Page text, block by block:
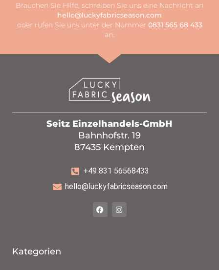
Brauchen Sie Hilfe, schreiben Sie uns eine Nachricht an
hello@luckyfabricseason.com
oder rufen Sie uns unter der Nummer 0831 565 68 433
an.
Seitz Einzelhandels-GmbH
Bahnhofstr. 19
87435 Kempten
+49 831 56568433
hello@luckyfabricseason.com
Kategorien